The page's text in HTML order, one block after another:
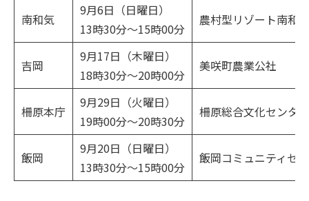
南和気
9月6日（日曜日）
13時30分～15時00分
農村型リゾート南和
吉岡
9月17日（木曜日）
18時30分～20時00分
美咲町農業公社
柵原本庁
9月29日（火曜日）
19時00分～20時30分
柵原総合文化センター
飯岡
9月20日（日曜日）
13時30分～15時00分
飯岡コミュニティセ